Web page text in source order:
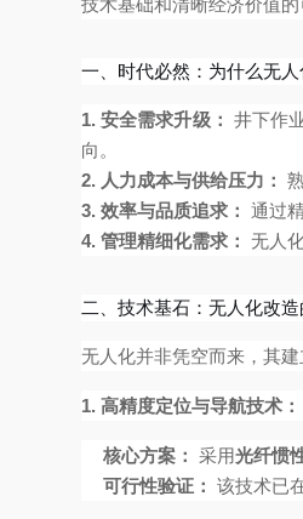
技术基础和清晰经济价值
一、时代必然：为什么无
1. 安全需求升级： 井下作
向。
2. 人力成本与供给压力：
3. 效率与品质追求： 通过
4. 管理精细化需求： 无人
二、技术基石：无人化改
无人化并非凭空而来，其
1. 高精度定位与导航技术：
核心方案： 采用光纤惯
可行性验证： 该技术已